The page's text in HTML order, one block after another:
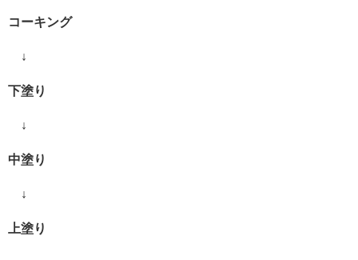
コーキング
↓
下塗り
↓
中塗り
↓
上塗り